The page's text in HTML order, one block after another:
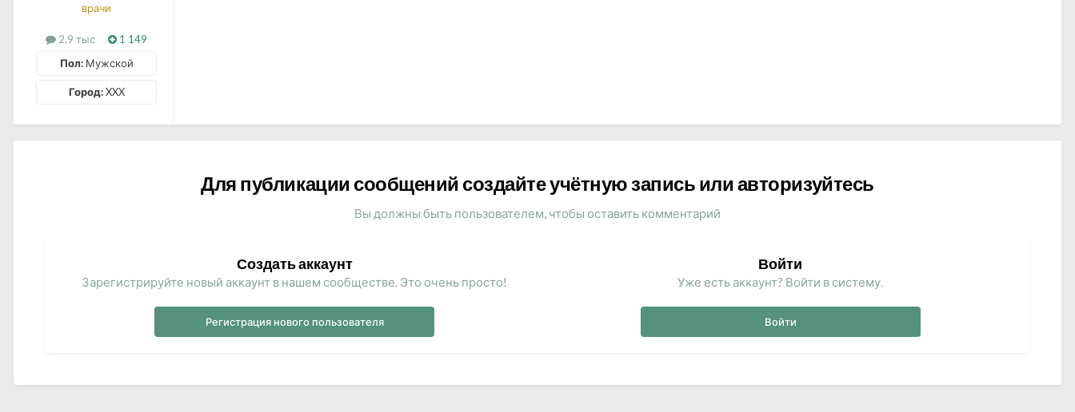
врачи
2,9 тыс
1 149
Пол:Мужской
Город:XXX
Для публикации сообщений создайте учётную запись или авторизуйтесь
Вы должны быть пользователем, чтобы оставить комментарий
Создать аккаунт
Зарегистрируйте новый аккаунт в нашем сообществе. Это очень просто!
Регистрация нового пользователя
Войти
Уже есть аккаунт? Войти в систему.
Войти